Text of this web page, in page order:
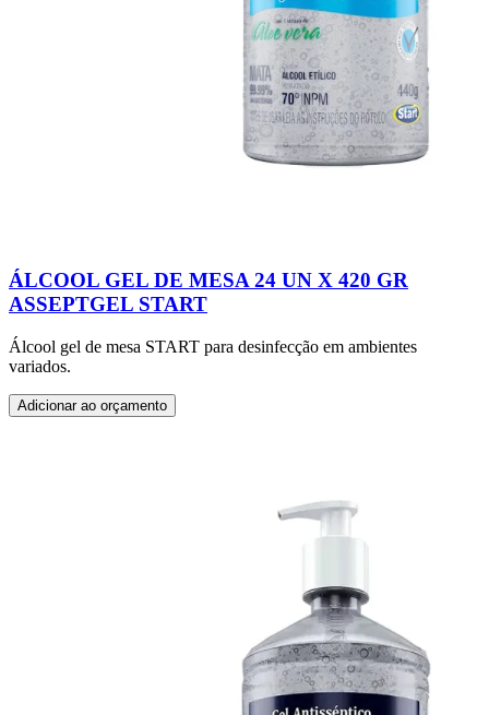
ÁLCOOL GEL DE MESA 24 UN X 420 GR
ASSEPTGEL START
Álcool gel de mesa START para desinfecção em ambientes
variados.
Adicionar ao orçamento